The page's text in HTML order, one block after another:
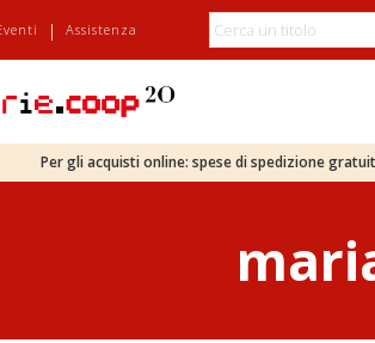
| Assistenza
Per gli acquisti online: spese di spedizione